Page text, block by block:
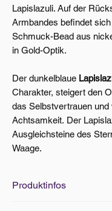
Lapislazuli. Auf der
Armbandes befindet
Schmuck-Bead aus
in Gold-Optik.
Der dunkelblaue
Charakter, steigert den
das Selbstvertrauen
Achtsamkeit. Der
Ausgleichsteine des
Waage.
Produktinfos